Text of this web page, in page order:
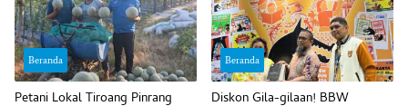
Beranda
Petani Lokal Tiroang Pinrang
Beranda
Diskon Gila-gilaan! BBW